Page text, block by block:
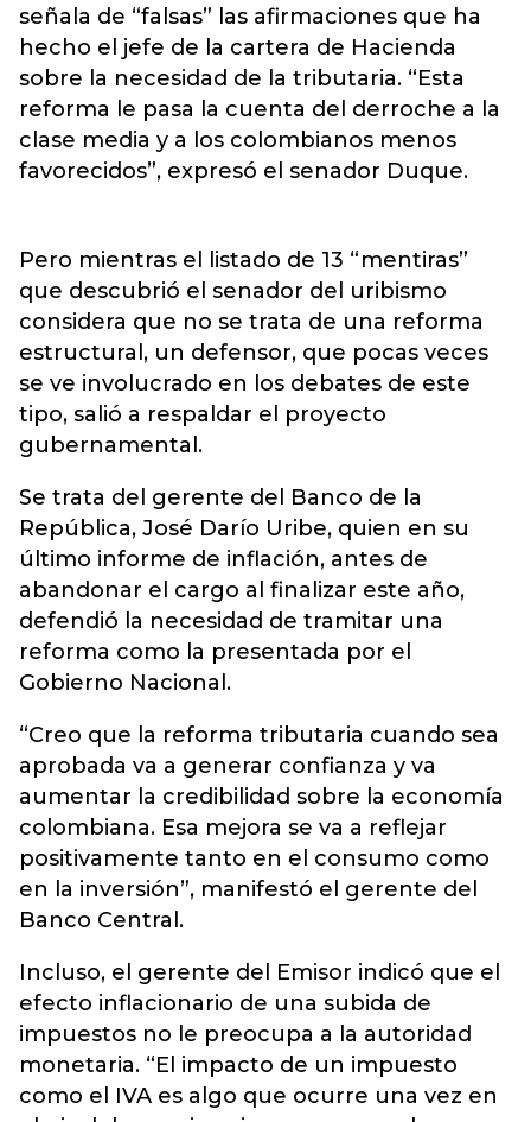
señala de “falsas” las afirmaciones que ha
hecho el jefe de la cartera de Hacienda
sobre la necesidad de la tributaria. “Esta
reforma le pasa la cuenta del derroche a la
clase media y a los colombianos menos
favorecidos”, expresó el senador Duque.
Pero mientras el listado de 13 “mentiras”
que descubrió el senador del uribismo
considera que no se trata de una reforma
estructural, un defensor, que pocas veces
se ve involucrado en los debates de este
tipo, salió a respaldar el proyecto
gubernamental.
Se trata del gerente del Banco de la
República, José Darío Uribe, quien en su
último informe de inflación, antes de
abandonar el cargo al finalizar este año,
defendió la necesidad de tramitar una
reforma como la presentada por el
Gobierno Nacional.
“Creo que la reforma tributaria cuando sea
aprobada va a generar confianza y va
aumentar la credibilidad sobre la economía
colombiana. Esa mejora se va a reflejar
positivamente tanto en el consumo como
en la inversión”, manifestó el gerente del
Banco Central.
Incluso, el gerente del Emisor indicó que el
efecto inflacionario de una subida de
impuestos no le preocupa a la autoridad
monetaria. “El impacto de un impuesto
como el IVA es algo que ocurre una vez en